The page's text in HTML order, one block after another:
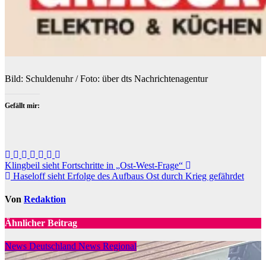
Bild: Schuldenuhr / Foto: über dts Nachrichtenagentur
Gefällt mir:
Beitragsnavigation
Klingbeil sieht Fortschritte in „Ost-West-Frage“
Haseloff sieht Erfolge des Aufbaus Ost durch Krieg gefährdet
Von Redaktion
Ähnlicher Beitrag
News Deutschland News Regional